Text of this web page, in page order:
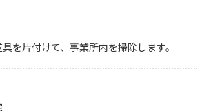
を片付けて、事業所内を掃除します。